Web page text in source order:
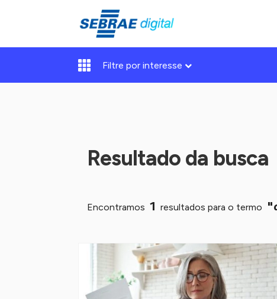
Filtre por interesse
Resultado da busca
Encontramos 1 resultados para o termo